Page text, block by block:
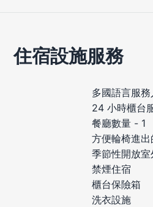
住宿設施服務
多國語言服務
24 小時櫃台
餐廳數量 - 1
方便輪椅進
季節性開放
禁煙住宿
櫃台保險箱
洗衣設施